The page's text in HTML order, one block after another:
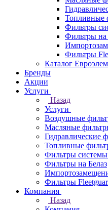
Топливные
Фильтры
Фильтры на
Фильтры
Каталог
Бренды
Акции
Услуги
Назад
Услуги
Воздушные
Масляные
Гидравлические
Топливные
Фильтры
Фильтры на Белаз
Фильтры
Компания
Назад